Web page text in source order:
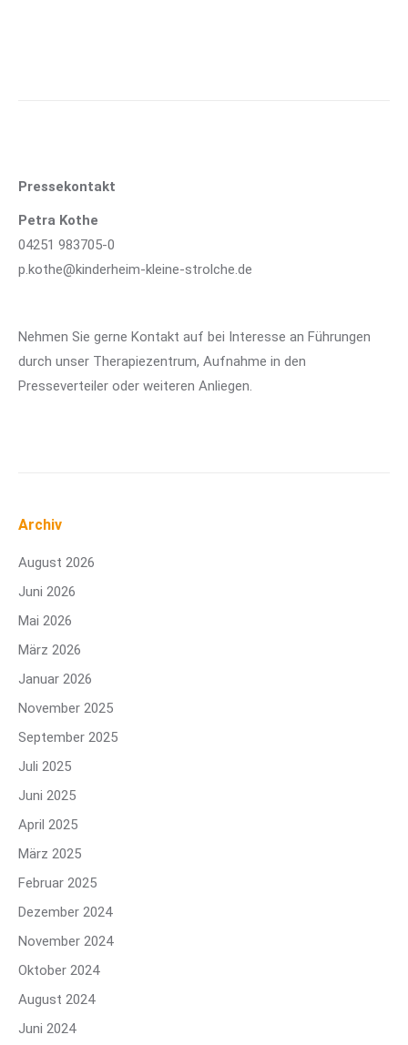
Pressekontakt
Petra Kothe
04251 983705-0
p.kothe@kinderheim-kleine-strolche.de
Nehmen Sie gerne Kontakt auf bei Interesse an Führungen
durch unser Therapiezentrum, Aufnahme in den
Presseverteiler oder weiteren Anliegen.
Archiv
August 2026
Juni 2026
Mai 2026
März 2026
Januar 2026
November 2025
September 2025
Juli 2025
Juni 2025
April 2025
März 2025
Februar 2025
Dezember 2024
November 2024
Oktober 2024
August 2024
Juni 2024